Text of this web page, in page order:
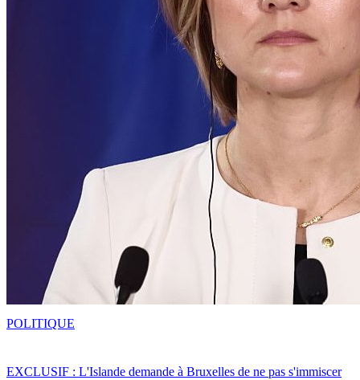
EXCLUSIF : L'Islande demande à Bruxelles de ne pas s'immiscer
POLITIQUE